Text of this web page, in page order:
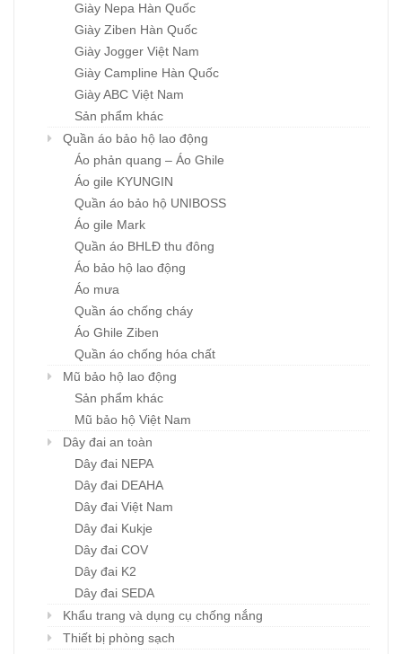
Giày Nepa Hàn Quốc
Giày Ziben Hàn Quốc
Giày Jogger Việt Nam
Giày Campline Hàn Quốc
Giày ABC Việt Nam
Sản phẩm khác
Quần áo bảo hộ lao động
Áo phản quang – Áo Ghile
Áo gile KYUNGIN
Quần áo bảo hộ UNIBOSS
Áo gile Mark
Quần áo BHLĐ thu đông
Áo bảo hộ lao động
Áo mưa
Quần áo chống cháy
Áo Ghile Ziben
Quần áo chống hóa chất
Mũ bảo hộ lao động
Sản phẩm khác
Mũ bảo hộ Việt Nam
Dây đai an toàn
Dây đai NEPA
Dây đai DEAHA
Dây đai Việt Nam
Dây đai Kukje
Dây đai COV
Dây đai K2
Dây đai SEDA
Khẩu trang và dụng cụ chống nắng
Thiết bị phòng sạch